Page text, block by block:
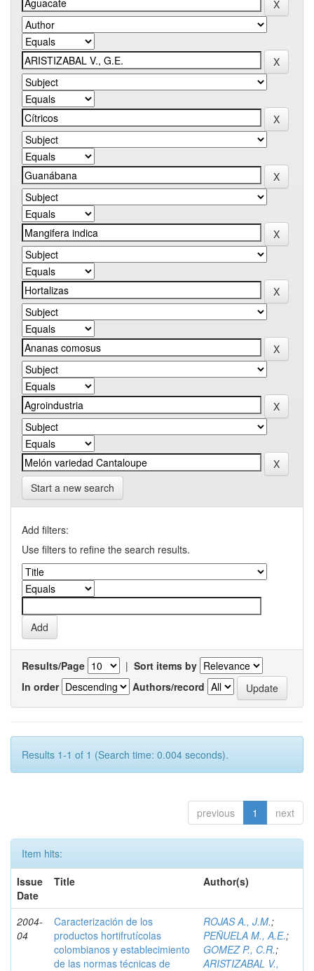
Start a new search
Add filters:
Use filters to refine the search results.
Results/Page | Sort items by
In order
Authors/record
Results 1-1 of 1 (Search time: 0.004 seconds).
previous 1 next
Item hits:
Issue
Date
Title Author(s)
2004-
04
Caracterización de los
productos hortifrutícolas
colombianos y establecimiento
de las normas técnicas de
ROJAS A., J.M.;
PEÑUELA M., A.E.;
GOMEZ P., C.R.;
ARISTIZABAL V.,